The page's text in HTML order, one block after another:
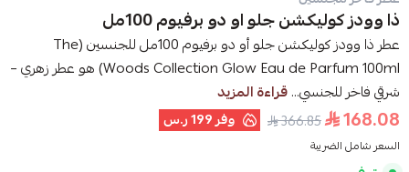
ذا وودز كوليكشن جلو او دو برفيوم 100مل
عطر ذا وودز كوليكشن جلو أو دو برفيوم 100مل للجنسين (The
Woods Collection Glow Eau de Parfum 100ml) هو عطر زهري –
شرقي فاخر للجنسي...قراءة المزيد
168.08
366.85 وفر199 ر.س
السعر شامل الضريبة